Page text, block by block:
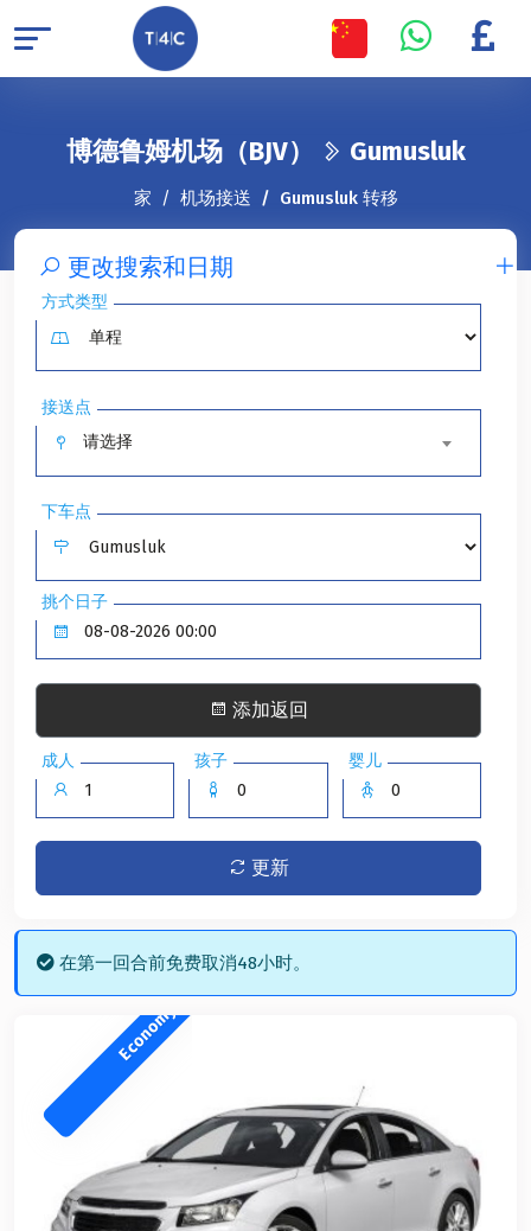
博德鲁姆机场（BJV） Gumusluk
家 机场接送 Gumusluk 转移
更改搜索和日期
方式类型
接送点
请选择
下车点
挑个日子
添加返回
成人 孩子 婴儿
更新
在第一回合前免费取消48小时。
Economy